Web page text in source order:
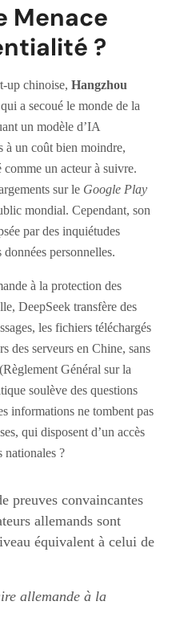
Menace
?
up chinoise, Hangzhou
a secoué le monde de la
un modèle d’IA
à un coût bien moindre,
comme un acteur à suivre.
sur le Google Play
mondial. Cependant, son
par des inquiétudes
personnelles.
à la protection des
DeepSeek transfère des
les fichiers téléchargés
des serveurs en Chine, sans
(Règlement Général sur la
soulève des questions
informations ne tombent pas
qui disposent d’un accès
nationales ?
preuves convaincantes
allemands sont
équivalent à celui de
allemande à la